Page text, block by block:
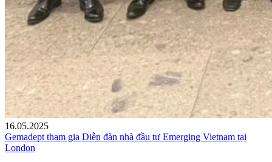
16.05.2025
Gemadept tham gia Diễn đàn nhà đầu tư Emerging Vietnam tại
London